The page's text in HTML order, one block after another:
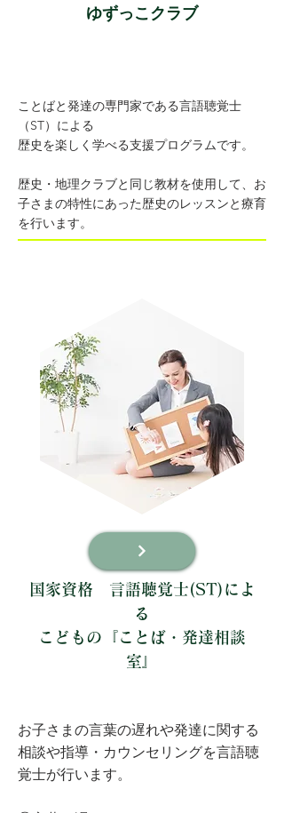
ゆずっこクラブ
ことばと発達の専門家である言語聴覚士
（ST）による
歴史を楽しく学べる支援プログラムです。
歴史・地理クラブと同じ教材を使用して、お
子さまの特性にあった歴史のレッスンと療育
を行います。
国家資格 言語聴覚士(ST)によ
る
こどもの『ことば・発達相談
室』
お子さまの言葉の遅れや発達に関する
相談や指導・カウンセリングを言語聴
覚士が行います。